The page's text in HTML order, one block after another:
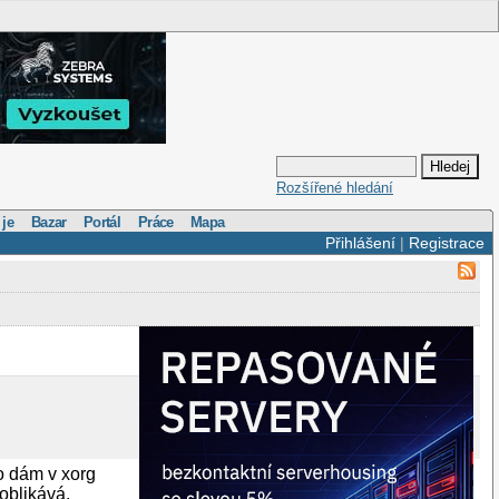
Rozšířené hledání
je Bazar Portál Práce Mapa
Přihlášení| Registrace
dám v xorg